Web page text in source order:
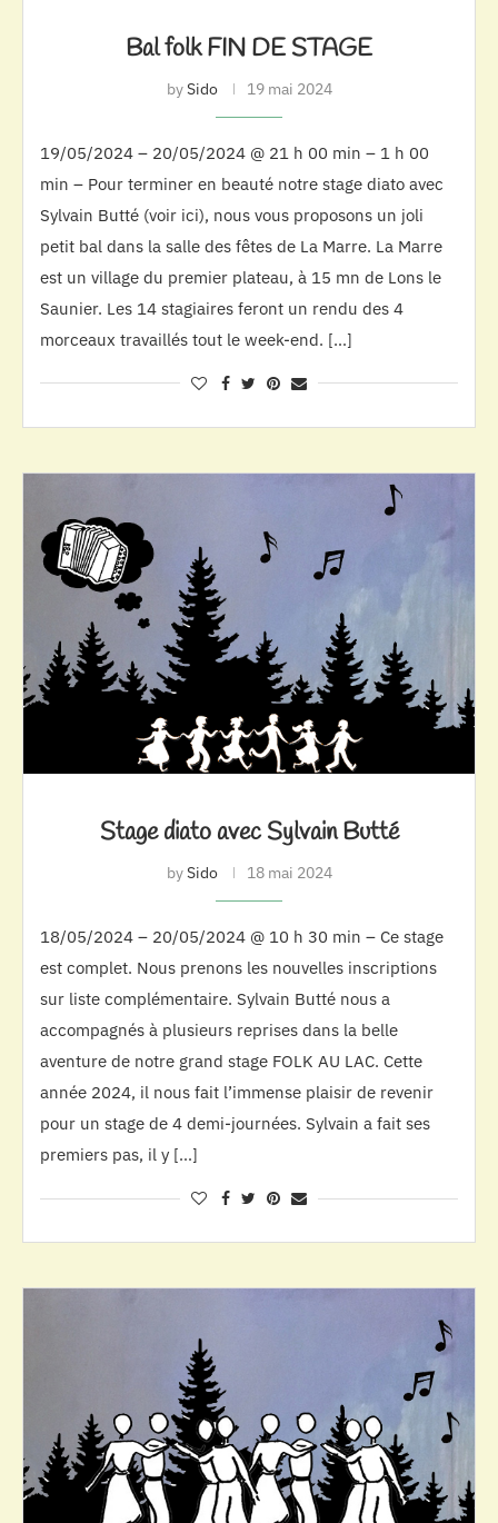
Bal folk FIN DE STAGE
bySido 19 mai 2024
19/05/2024 – 20/05/2024 @ 21 h 00 min – 1 h 00
min – Pour terminer en beauté notre stage diato avec
Sylvain Butté (voir ici), nous vous proposons un joli
petit bal dans la salle des fêtes de La Marre. La Marre
est un village du premier plateau, à 15 mn de Lons le
Saunier. Les 14 stagiaires feront un rendu des 4
morceaux travaillés tout le week-end. […]
Stage diato avec Sylvain Butté
bySido 18 mai 2024
18/05/2024 – 20/05/2024 @ 10 h 30 min – Ce stage
est complet. Nous prenons les nouvelles inscriptions
sur liste complémentaire. Sylvain Butté nous a
accompagnés à plusieurs reprises dans la belle
aventure de notre grand stage FOLK AU LAC. Cette
année 2024, il nous fait l’immense plaisir de revenir
pour un stage de 4 demi-journées. Sylvain a fait ses
premiers pas, il y […]